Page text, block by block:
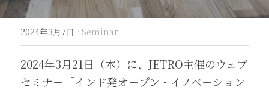
2024年3月7日 · Seminar
2024年3月21日（木）に、JETRO主催のウェブ
セミナー「インド発オープン・イノベーション